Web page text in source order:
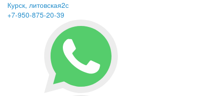
Курск, литовская2с
+7-950-875-20-39